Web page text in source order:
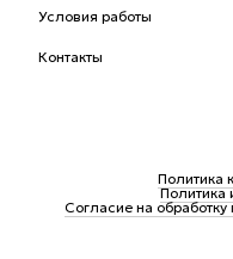
Условия работы
Контакты
Политика
Политика
Согласие на